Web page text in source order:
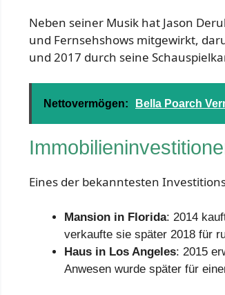
Neben seiner Musik hat Jason
und Fernsehshows mitgewirkt,
und 2017 durch seine
Nettovermögen: Bella Poarch
Eines der bekanntesten
Mansion in Florida: 2014
verkaufte sie später 2018 für
Haus in Los Angeles: 2015
Anwesen wurde später für